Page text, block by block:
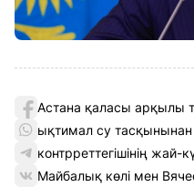
Астана қаласы арқылы
ықтимал су тасқынынан
контрреттегішінің жай-
Майбалық көлі мен